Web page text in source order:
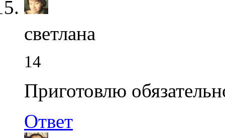
светлана
14
Приготовлю
Ответ